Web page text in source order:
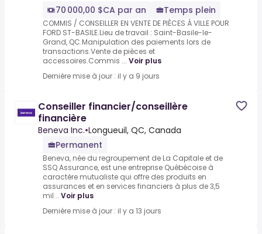
70 000,00 $CA par an
Temps plein
COMMIS / CONSEILLER EN VENTE DE PIÈCES À VILLE POUR
FORD ST-BASILE.Lieu de travail : Saint-Basile-le-
Grand, QC.Manipulation des paiements lors de
transactions.Vente de pièces et
accessoires.Commis ... Voir plus
Dernière mise à jour : il y a 9 jours
Conseiller financier/conseillère
financière
Beneva Inc.•Longueuil, QC, Canada
Permanent
Beneva, née du regroupement de La Capitale et de
SSQ Assurance, est une entreprise Québécoise à
caractère mutualiste qui offre des produits en
assurances et en services financiers à plus de 3,5
mil... Voir plus
Dernière mise à jour : il y a 13 jours